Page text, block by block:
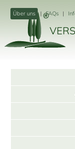
Über uns FAQs